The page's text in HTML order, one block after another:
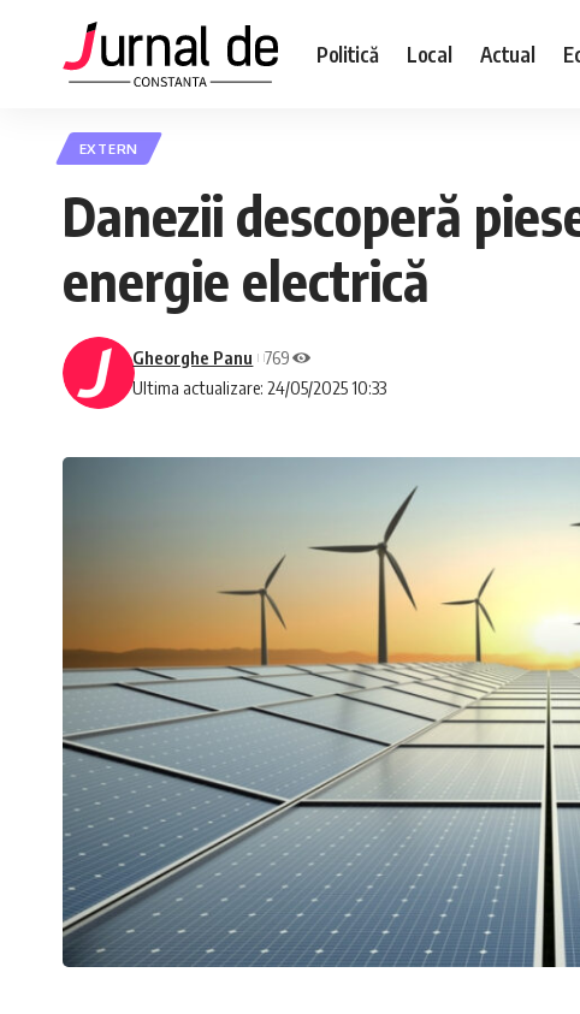
Politică Local Actual
EXTERN
Danezii descoperă
energie electrică
Ultima actualizare: 24/05/2025 10:33
Gheorghe Panu 769